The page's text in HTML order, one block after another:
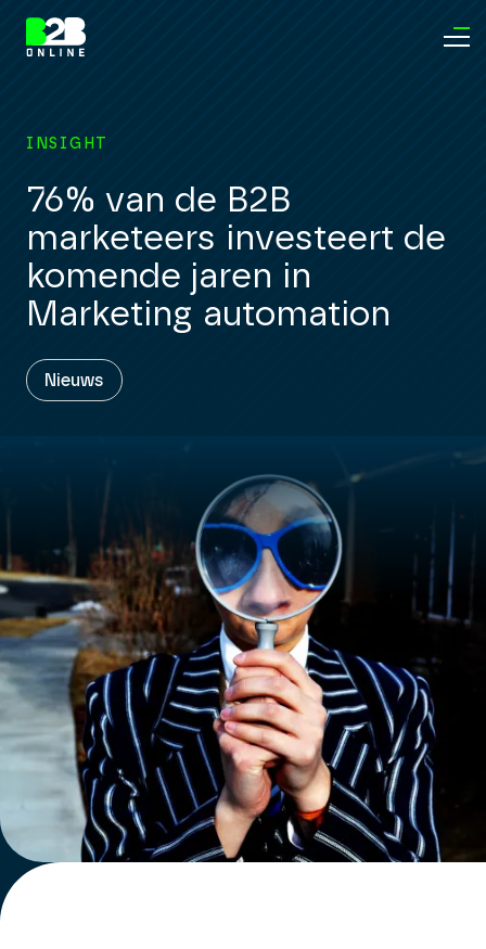
INSIGHT
76% van de B2B
marketeers investeert de
komende jaren in
Marketing automation
Nieuws